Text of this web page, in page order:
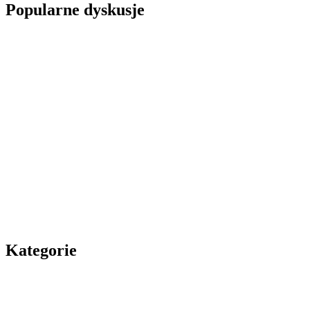
Popularne dyskusje
Kategorie